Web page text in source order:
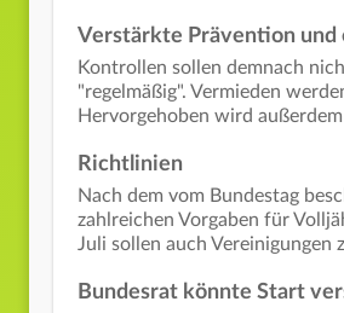
Verstärkte Prävention und
Kontrollen sollen demnach
"regelmäßig". Vermieden
Hervorgehoben wird
Richtlinien
Nach dem vom Bundestag
zahlreichen Vorgaben für
Juli sollen auch Vereinigungen
Bundesrat könnte Start